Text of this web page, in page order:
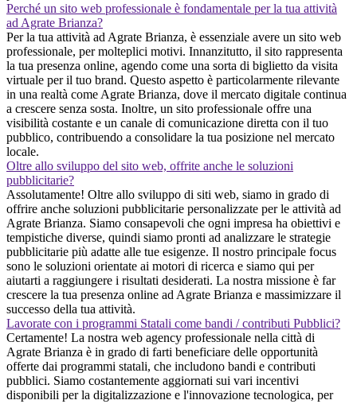
Perché un sito web professionale è fondamentale per la tua attività
ad Agrate Brianza?
Per la tua attività ad Agrate Brianza, è essenziale avere un sito web
professionale, per molteplici motivi. Innanzitutto, il sito rappresenta
la tua presenza online, agendo come una sorta di biglietto da visita
virtuale per il tuo brand. Questo aspetto è particolarmente rilevante
in una realtà come Agrate Brianza, dove il mercato digitale continua
a crescere senza sosta. Inoltre, un sito professionale offre una
visibilità costante e un canale di comunicazione diretta con il tuo
pubblico, contribuendo a consolidare la tua posizione nel mercato
locale.
Oltre allo sviluppo del sito web, offrite anche le soluzioni
pubblicitarie?
Assolutamente! Oltre allo sviluppo di siti web, siamo in grado di
offrire anche soluzioni pubblicitarie personalizzate per le attività ad
Agrate Brianza. Siamo consapevoli che ogni impresa ha obiettivi e
tempistiche diverse, quindi siamo pronti ad analizzare le strategie
pubblicitarie più adatte alle tue esigenze. Il nostro principale focus
sono le soluzioni orientate ai motori di ricerca e siamo qui per
aiutarti a raggiungere i risultati desiderati. La nostra missione è far
crescere la tua presenza online ad Agrate Brianza e massimizzare il
successo della tua attività.
Lavorate con i programmi Statali come bandi / contributi Pubblici?
Certamente! La nostra web agency professionale nella città di
Agrate Brianza è in grado di farti beneficiare delle opportunità
offerte dai programmi statali, che includono bandi e contributi
pubblici. Siamo costantemente aggiornati sui vari incentivi
disponibili per la digitalizzazione e l'innovazione tecnologica, per